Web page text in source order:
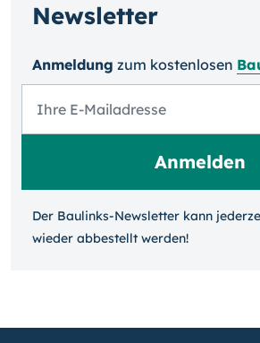
Newsletter
Anmeldung zum kosten­losen
Der Baulinks-Newsletter kann
wieder ab­bestellt werden!